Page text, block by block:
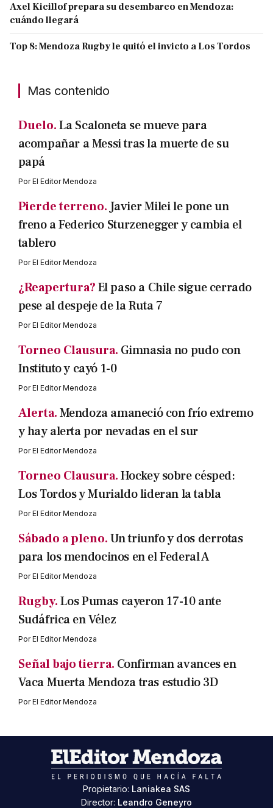
Axel Kicillof prepara su desembarco en Mendoza:
cuándo llegará
Top 8: Mendoza Rugby le quitó el invicto a Los Tordos
Mas contenido
Duelo.La Scaloneta se mueve para
acompañar a Messi tras la muerte de su
papá
PorEl Editor Mendoza
Pierde terreno. Javier Milei le pone un
freno a Federico Sturzenegger y cambia el
tablero
PorEl Editor Mendoza
¿Reapertura?El paso a Chile sigue cerrado
pese al despeje de la Ruta 7
PorEl Editor Mendoza
Torneo Clausura. Gimnasia no pudo con
Instituto y cayó 1-0
PorEl Editor Mendoza
Alerta.Mendoza amaneció con frío extremo
y hay alerta por nevadas en el sur
PorEl Editor Mendoza
Torneo Clausura.Hockey sobre césped:
Los Tordos y Murialdo lideran la tabla
PorEl Editor Mendoza
Sábado a pleno.Un triunfo y dos derrotas
para los mendocinos en el Federal A
PorEl Editor Mendoza
Rugby.Los Pumas cayeron 17-10 ante
Sudáfrica en Vélez
PorEl Editor Mendoza
Señal bajo tierra. Confirman avances en
Vaca Muerta Mendoza tras estudio 3D
PorEl Editor Mendoza
Propietario: Laniakea SAS
Director: Leandro Geneyro